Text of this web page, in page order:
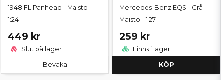
1948 FL Panhead - Maisto -
1:24
449 kr
Slut på lager
Bevaka
Mercedes-Benz EQS - Grå -
Maisto - 1:27
259 kr
Finns i lager
KÖP